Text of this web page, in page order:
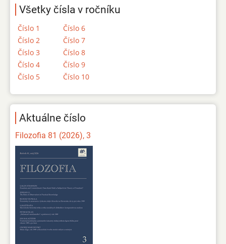
Všetky čísla v ročníku
Číslo 1
Číslo 2
Číslo 3
Číslo 4
Číslo 5
Číslo 6
Číslo 7
Číslo 8
Číslo 9
Číslo 10
Aktuálne číslo
Filozofia 81 (2026), 3